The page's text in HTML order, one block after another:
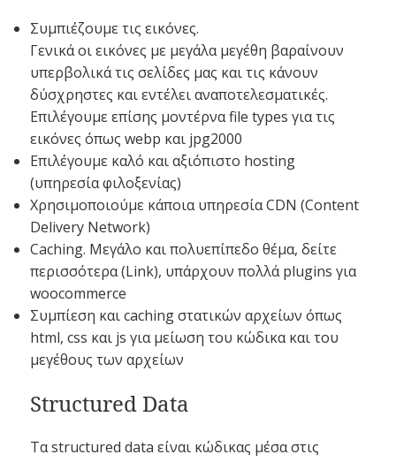
Συμπιέζουμε τις εικόνες.
Γενικά οι εικόνες με μεγάλα μεγέθη βαραίνουν
υπερβολικά τις σελίδες μας και τις κάνουν
δύσχρηστες και εντέλει αναποτελεσματικές.
Επιλέγουμε επίσης μοντέρνα file types για τις
εικόνες όπως webp και jpg2000
Επιλέγουμε καλό και αξιόπιστο hosting
(υπηρεσία φιλοξενίας)
Χρησιμοποιούμε κάποια υπηρεσία CDN (Content
Delivery Network)
Caching. Μεγάλο και πολυεπίπεδο θέμα, δείτε
περισσότερα (Link), υπάρχουν πολλά plugins για
woocommerce
Συμπίεση και caching στατικών αρχείων όπως
html, css και js για μείωση του κώδικα και του
μεγέθους των αρχείων
Structured Data
Τα structured data είναι κώδικας μέσα στις